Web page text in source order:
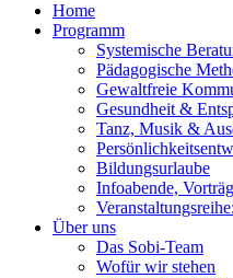
Home
Programm
Systemische
Pädagogische
Gewaltfreie
Gesundheit &
Tanz, Musik &
Bildungsurlaube
Infoabende,
Über uns
Das Sobi-Team
Wofür wir stehen